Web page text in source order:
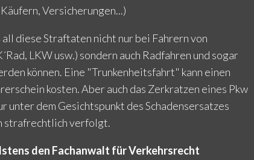
Versicherungen...)
diese Straftaten nicht nur bei Fahrern von
LKW usw.) sondern auch Radfahren und sogar
können. Eine "Trunkenheitsfahrt" kann einen
kosten. Aber auch das Zerkratzen eines Pkw
unter dem Gesichtspunkt des Schadensersatzes
strafrechtlich verfolgt.
den Fachanwalt für Verkehrsrecht